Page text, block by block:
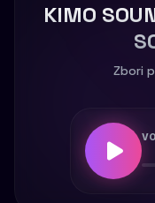
KIMO
Zbori